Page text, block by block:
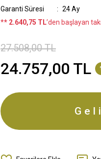
Garanti Süresi
24 Ay
** 2.640,75 TL’den başlayan
27.508,00 TL
24.757,00 TL